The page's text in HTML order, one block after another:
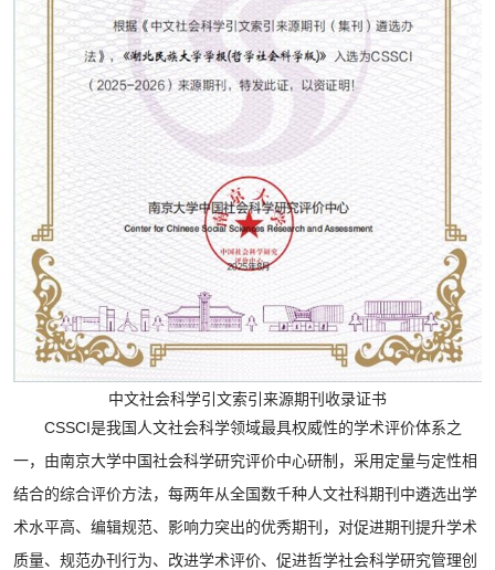
中文社会科学引文索引来源期刊收录证书
CSSCI是我国人文社会科学领域最具权威性的学术评价体系之
一，由南京大学中国社会科学研究评价中心研制，采用定量与定性相
结合的综合评价方法，每两年从全国数千种人文社科期刊中遴选出学
术水平高、编辑规范、影响力突出的优秀期刊，对促进期刊提升学术
质量、规范办刊行为、改进学术评价、促进哲学社会科学研究管理创